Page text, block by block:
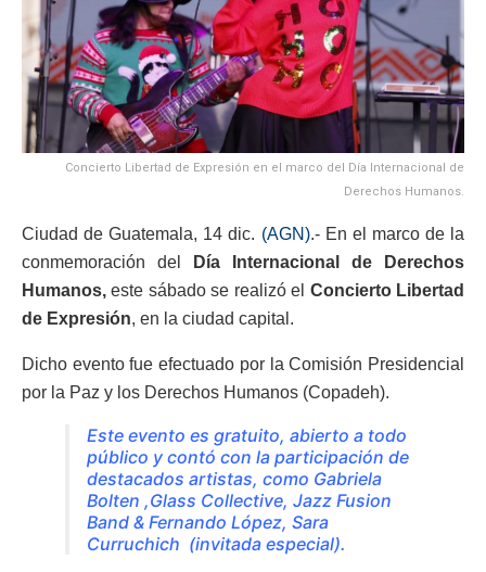
Concierto Libertad de Expresión en el marco del Día Internacional de
Derechos Humanos.
Ciudad de Guatemala, 14 dic. (AGN).- En el marco de la
conmemoración del
Día Internacional de Derechos
Humanos, este sábado se realizó el Concierto Libertad
de Expresión, en la ciudad capital.
Dicho evento fue efectuado por la Comisión Presidencial
por la Paz y los Derechos Humanos (Copadeh).
Este evento es gratuito, abierto a todo
público y contó con la participación de
destacados artistas, como Gabriela
Bolten ,Glass Collective, Jazz Fusion
Band & Fernando López, Sara
Curruchich (invitada especial).